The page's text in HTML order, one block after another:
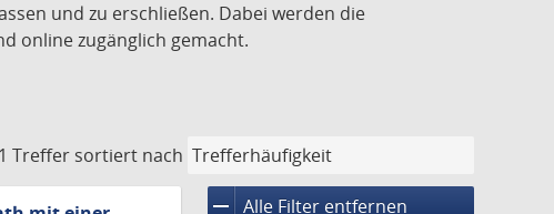
und zu erschließen. Dabei werden die
online zugänglich gemacht.
1 Treffer sortiert nach
remove Alle Filter entfernen